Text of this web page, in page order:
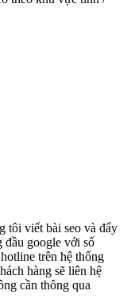
tôi viết bài seo và đẩy
đầu google với số
trên hệ thống
hàng sẽ liên hệ
cần thông qua